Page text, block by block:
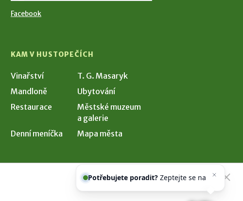
Facebook
KAM V HUSTOPEČÍCH
Vinařství
T. G. Masaryk
Mandloně
Ubytování
Restaurace
Městské muzeum
a galerie
Denní meníčka
Mapa města
našeho asistentaChetty